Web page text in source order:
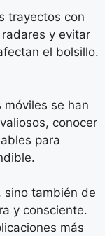
trayectos con
y evitar
el bolsillo.
móviles se han
conocer
para
sino también de
y consciente.
más